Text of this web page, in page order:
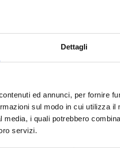
Dettagli
ed annunci, per fornire
sul modo in cui utilizza
i quali potrebbero
servizi.
coloniali, gli importanti centri
è stata inserita tra i siti
delle sette meraviglie del mondo
che senza dubbio rappresentano
di un sito che rappresenta la
in ambito artistico, ma anche